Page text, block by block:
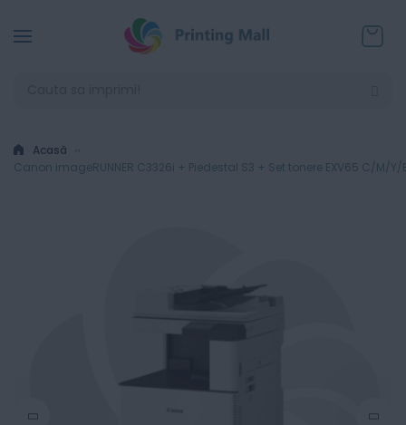
Acasă
Canon imageRUNNER C3326i + Piedestal S3 + Set tonere EXV65 C/M/